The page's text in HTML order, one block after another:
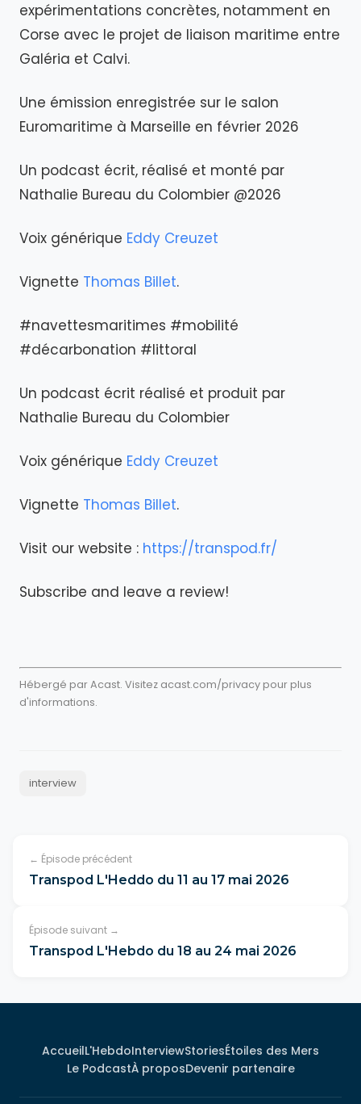
expérimentations concrètes, notamment en
Corse avec le projet de liaison maritime entre
Galéria et Calvi.
Une émission enregistrée sur le salon
Euromaritime à Marseille en février 2026
Un podcast écrit, réalisé et monté par
Nathalie Bureau du Colombier @2026
Voix générique Eddy Creuzet
Vignette Thomas Billet.
#navettesmaritimes #mobilité
#décarbonation #littoral
Un podcast écrit réalisé et produit par
Nathalie Bureau du Colombier
Voix générique Eddy Creuzet
Vignette Thomas Billet.
Visit our website : https://transpod.fr/
Subscribe and leave a review!
Hébergé par Acast. Visitez acast.com/privacy pour plus
d'informations.
interview
← Épisode précédent
Transpod L'Heddo du 11 au 17 mai 2026
Épisode suivant →
Transpod L'Hebdo du 18 au 24 mai 2026
AccueilL'HebdoInterviewStoriesÉtoiles des Mers
Le PodcastÀ proposDevenir partenaire